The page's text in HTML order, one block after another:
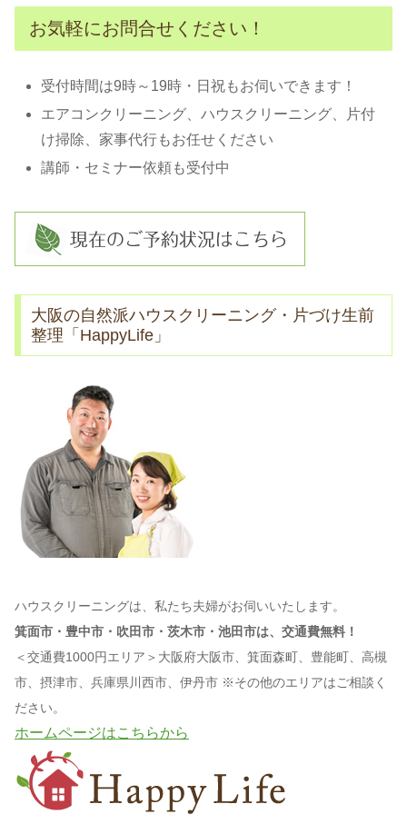
お気軽にお問合せください！
受付時間は9時～19時・日祝もお伺いできます！
エアコンクリーニング、ハウスクリーニング、片付
け掃除、家事代行もお任せください
講師・セミナー依頼も受付中
大阪の自然派ハウスクリーニング・片づけ生前
整理「HappyLife」
ハウスクリーニングは、私たち夫婦がお伺いいたします。
箕面市・豊中市・吹田市・茨木市・池田市は、交通費無料！
＜交通費1000円エリア＞大阪府大阪市、箕面森町、豊能町、高槻
市、摂津市、兵庫県川西市、伊丹市 ※その他のエリアはご相談く
ださい。
ホームページはこちらから